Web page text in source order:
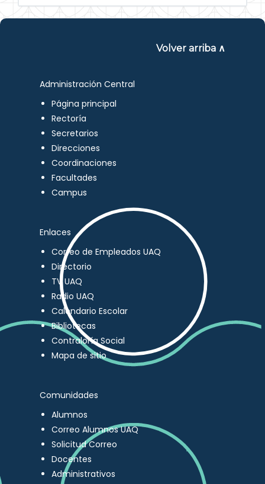
Volver arriba ∧
Administración Central
Página principal
Rectoría
Secretarios
Direcciones
Coordinaciones
Facultades
Campus
Enlaces
Correo de Empleados UAQ
Directorio
TV UAQ
Radio UAQ
Calendario Escolar
Bibliotecas
Contraloría Social
Mapa de sitio
Comunidades
Alumnos
Correo Alumnos UAQ
Solicitud Correo
Docentes
Administrativos